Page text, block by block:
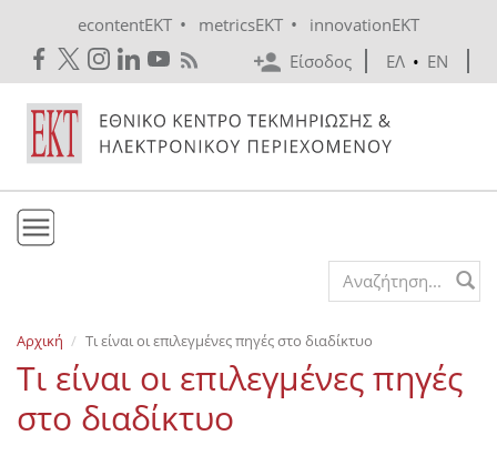
econtentEKT • metricsEKT •
innovationEKT
Είσοδος
ΕΛ • EN
Εκδόσεις
Ενημέρωση
Επικοινωνία
Search form
Αρχική Τι είναι οι επιλεγμένες πηγές στο διαδίκτυο
Τι είναι οι επιλεγμένες πηγές
στο διαδίκτυο